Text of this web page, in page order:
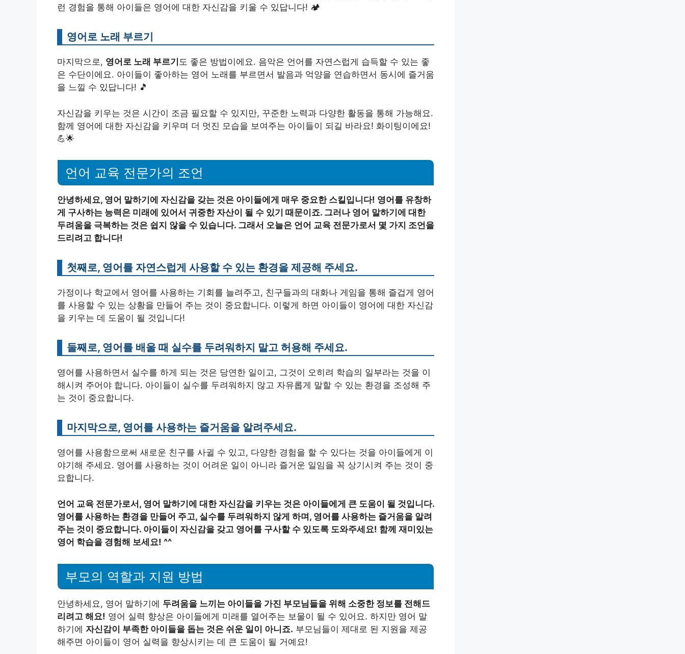
런 경험을 통해 아이들은 영어에 대한 자신감을 키울 수 있답니다! 🏕️
영어로 노래 부르기
마지막으로, 영어로 노래 부르기 도 좋은 방법이에요. 음악은 언어를 자연스럽게 습득할 수 있는 좋
은 수단이에요. 아이들이 좋아하는 영어 노래를 부르면서 발음과 억양을 연습하면서 동시에 즐거움
을 느낄 수 있답니다! 🎵
자신감을 키우는 것은 시간이 조금 필요할 수 있지만, 꾸준한 노력과 다양한 활동을 통해 가능해요.
함께 영어에 대한 자신감을 키우며 더 멋진 모습을 보여주는 아이들이 되길 바라요! 화이팅이에요!
💪🌟
언어 교육 전문가의 조언
안녕하세요, 영어 말하기에 자신감을 갖는 것은 아이들에게 매우 중요한 스킬입니다! 영어를 유창하
게 구사하는 능력은 미래에 있어서 귀중한 자산이 될 수 있기 때문이죠. 그러나 영어 말하기에 대한
두려움을 극복하는 것은 쉽지 않을 수 있습니다. 그래서 오늘은 언어 교육 전문가로서 몇 가지 조언을
드리려고 합니다!
첫째로, 영어를 자연스럽게 사용할 수 있는 환경을 제공해 주세요.
가정이나 학교에서 영어를 사용하는 기회를 늘려주고, 친구들과의 대화나 게임을 통해 즐겁게 영어
를 사용할 수 있는 상황을 만들어 주는 것이 중요합니다. 이렇게 하면 아이들이 영어에 대한 자신감
을 키우는 데 도움이 될 것입니다!
둘째로, 영어를 배울 때 실수를 두려워하지 말고 허용해 주세요.
영어를 사용하면서 실수를 하게 되는 것은 당연한 일이고, 그것이 오히려 학습의 일부라는 것을 이
해시켜 주어야 합니다. 아이들이 실수를 두려워하지 않고 자유롭게 말할 수 있는 환경을 조성해 주
는 것이 중요합니다.
마지막으로, 영어를 사용하는 즐거움을 알려주세요.
영어를 사용함으로써 새로운 친구를 사귈 수 있고, 다양한 경험을 할 수 있다는 것을 아이들에게 이
야기해 주세요. 영어를 사용하는 것이 어려운 일이 아니라 즐거운 일임을 꼭 상기시켜 주는 것이 중
요합니다.
언어 교육 전문가로서, 영어 말하기에 대한 자신감을 키우는 것은 아이들에게 큰 도움이 될 것입니다.
영어를 사용하는 환경을 만들어 주고, 실수를 두려워하지 않게 하며, 영어를 사용하는 즐거움을 알려
주는 것이 중요합니다. 아이들이 자신감을 갖고 영어를 구사할 수 있도록 도와주세요! 함께 재미있는
영어 학습을 경험해 보세요! ^^
부모의 역할과 지원 방법
안녕하세요, 영어 말하기에 두려움을 느끼는 아이들을 가진 부모님들을 위해 소중한 정보를 전해드
리려고 해요! 영어 실력 향상은 아이들에게 미래를 열어주는 보물이 될 수 있어요. 하지만 영어 말
하기에 자신감이 부족한 아이들을 돕는 것은 쉬운 일이 아니죠. 부모님들이 제대로 된 지원을 제공
해주면 아이들이 영어 실력을 향상시키는 데 큰 도움이 될 거예요!